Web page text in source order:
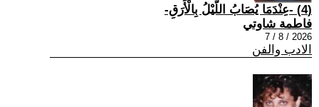
(4) -عِنْدَمَا يُصَابُ اللَّيْلُ بِالْأَرَقِ-
فاطمة شاوتي
2026 / 8 / 7
الادب والفن